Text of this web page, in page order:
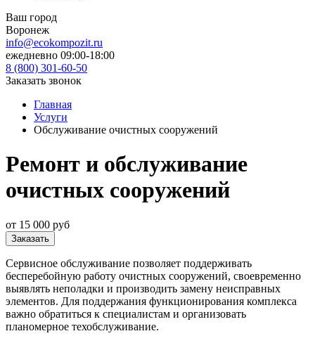
Ваш город
Воронеж
info@ecokompozit.ru
ежедневно 09:00-18:00
8 (800) 301-60-50
Заказать звонок
Главная
Услуги
Обслуживание очистных сооружений
Ремонт и обслуживание
очистных сооружений
от 15 000 руб
Заказать
Сервисное обслуживание позволяет поддерживать
бесперебойную работу очистных сооружений, своевременно
выявлять неполадки и производить замену неисправных
элементов. Для поддержания функционирования комплекса
важно обратиться к специалистам и организовать
планомерное техобслуживание.